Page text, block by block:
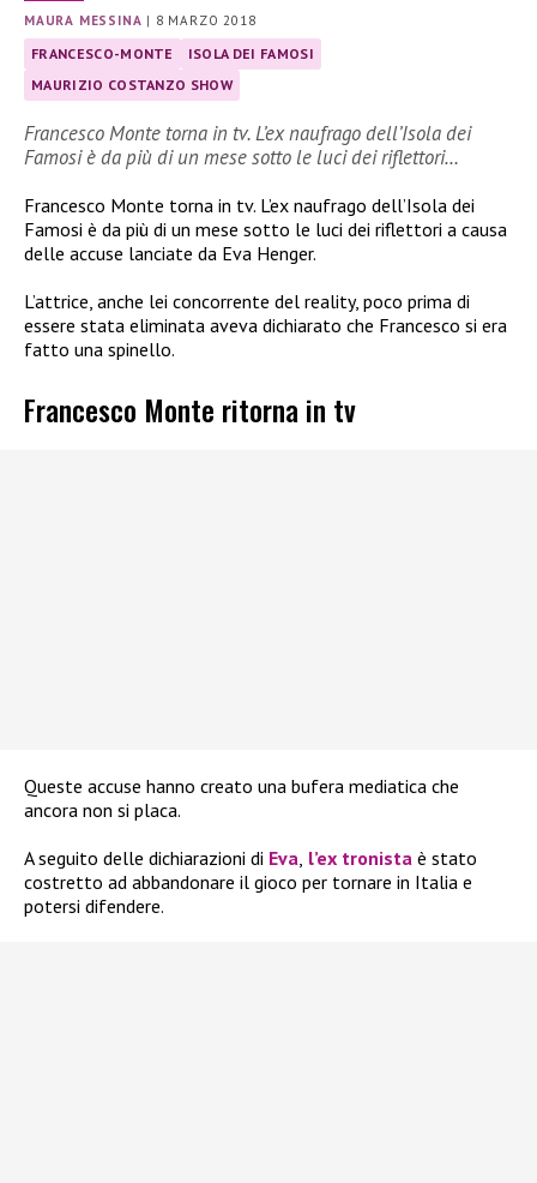
MAURA MESSINA | 8 MARZO 2018
FRANCESCO-MONTE
ISOLA DEI FAMOSI
MAURIZIO COSTANZO SHOW
Francesco Monte torna in tv. L’ex naufrago dell’Isola dei
Famosi è da più di un mese sotto le luci dei riflettori…
Francesco Monte torna in tv. L’ex naufrago dell’Isola dei
Famosi è da più di un mese sotto le luci dei riflettori a causa
delle accuse lanciate da Eva Henger.
L’attrice, anche lei concorrente del reality, poco prima di
essere stata eliminata aveva dichiarato che Francesco si era
fatto una spinello.
Francesco Monte ritorna in tv
Queste accuse hanno creato una bufera mediatica che
ancora non si placa.
A seguito delle dichiarazioni di Eva, l’ex tronista è stato
costretto ad abbandonare il gioco per tornare in Italia e
potersi difendere.